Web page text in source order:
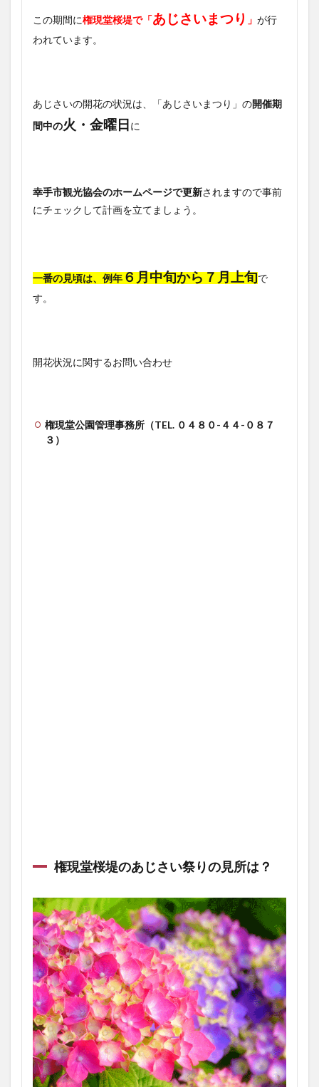
この期間に権現堂桜堤で「あじさいまつり 」 が行
われています。
あじさいの開花の状況は、「あじさいまつり」の開催期
間中の火・金曜日に
幸手市観光協会のホームページで更新されますので事前
にチェックして計画を立てましょう。
一番の見頃は、例年６月中旬から７月上旬で
す。
開花状況に関するお問い合わせ
権現堂公園管理事務所（TEL. ０４８０-４４-０８７
３）
権現堂桜堤のあじさい祭りの見所は？